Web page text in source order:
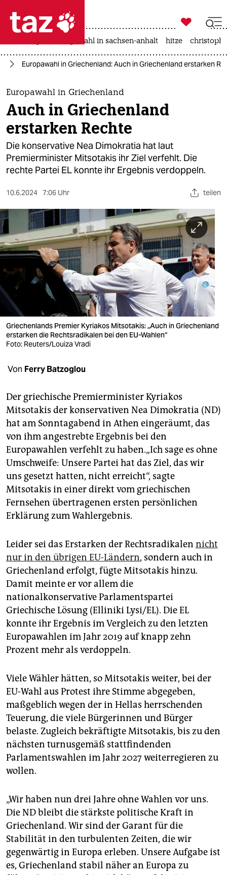
 taz zahl ich
taz zahl ich
themen
politik
öko
gesellschaft
sport
berlin
nord
wahrheit
verlag
verlag
veranstaltungen
fragen & hilfe
unterstützen
abo
genossenschaft
epaper login

taz zahl ich
landtagswahl in sachsen-anhalt hitze
Europawahl in Griechenland: Auch in Griechenland erstarken
Europawahl in Griechenland
Auch in Griechenland
erstarken Rechte
Die konservative Nea Dimokratia hat laut
Premierminister Mitsotakis ihr Ziel verfehlt. Die
rechte Partei EL konnte ihr Ergebnis verdoppeln.
10.6.2024 7:06 Uhr teilen
Griechenlands Premier Kyriakos Mitsotakis: „Auch in Griechenland
erstarken die Rechtsradikalen bei den EU-Wahlen“
Foto: Reuters/Louiza Vradi
Von Ferry Batzoglou
Der griechische Premierminister Kyriakos
Mitsotakis der konservativen Nea Dimokratia (ND)
hat am Sonntagabend in Athen eingeräumt, das
von ihm angestrebte Ergebnis bei den
Europawahlen verfehlt zu haben.„Ich sage es ohne
Umschweife: Unsere Partei hat das Ziel, das wir
uns gesetzt hatten, nicht erreicht“, sagte
Mitsotakis in einer direkt vom griechischen
Fernsehen übertragenen ersten persönlichen
Erklärung zum Wahlergebnis.
Leider sei das Erstarken der Rechtsradikalen nicht
nur in den übrigen EU-Ländern, sondern auch in
Griechenland erfolgt, fügte Mitsotakis hinzu.
Damit meinte er vor allem die
nationalkonservative Parlamentspartei
Griechische Lösung (Elliniki Lysi/EL). Die EL
konnte ihr Ergebnis im Vergleich zu den letzten
Europawahlen im Jahr 2019 auf knapp zehn
Prozent mehr als verdoppeln.
Viele Wähler hätten, so Mitsotakis weiter, bei der
EU-Wahl aus Protest ihre Stimme abgegeben,
maßgeblich wegen der in Hellas herrschenden
Teuerung, die viele Bürgerinnen und Bürger
belaste. Zugleich bekräftigte Mitsotakis, bis zu den
nächsten turnusgemäß stattfindenden
Parlamentswahlen im Jahr 2027 weiterregieren zu
wollen.
„Wir haben nun drei Jahre ohne Wahlen vor uns.
Die ND bleibt die stärkste politische Kraft in
Griechenland. Wir sind der Garant für die
Stabilität in den turbulenten Zeiten, die wir
gegenwärtig in Europa erleben. Unsere Aufgabe ist
es, Griechenland stabil näher an Europa zu